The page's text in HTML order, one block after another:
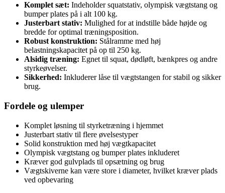
Komplet sæt: Indeholder squatstativ, olympisk vægtstang og
bumper plates på i alt 100 kg.
Justerbart stativ: Mulighed for at indstille både højde og
bredde for optimal træningsposition.
Robust konstruktion: Stålramme med høj
belastningskapacitet på op til 250 kg.
Alsidig træning: Egnet til squat, dødløft, bænkpres og andre
styrkeøvelser.
Sikkerhed: Inkluderer låse til vægtstangen for stabil og sikker
brug.
Fordele og ulemper
Komplet løsning til styrketræning i hjemmet
Justerbart stativ til flere øvelsestyper
Solid konstruktion med høj vægtkapacitet
Olympisk vægtstang og bumper plates inkluderet
Kræver god gulvplads til opsætning og brug
Vægtskiverne kan være store i diameter, hvilket kræver plads
ved opbevaring